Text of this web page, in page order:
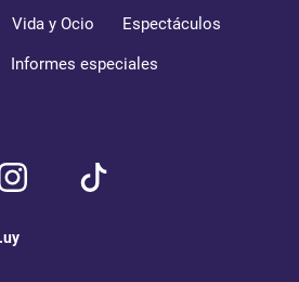
Vida y Ocio Espectáculos
Informes especiales